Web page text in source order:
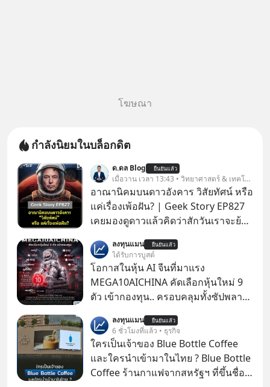
โฆษณา
กำลังนิยมในบล็อกดิต
ด.ดล Blog ยืนยันแล้ว
เมื่อวาน เวลา 13:43 • วิทยาศาสตร์ & เทคโนโลยี
อาณานิคมบนดาวอังคาร วิสัยทัศน์ หรือ
แค่เรื่องเพ้อฝัน? | Geek Story EP827
เคยมองดูดาวแล้วคิดว่าสักวันเราจะย้าย
หรือ Jeff Bezos บอกไว้หรือเปล่า ภาพ
ฝันที่มหาเศรษฐีซิลิคอนแวลลีย์วาดไว้ว่า
มนุษย์นับล้านจะไปสร้างอาณานิคม
ใหม่ ล้อมรอบด้วยเทคโนโลยีสุดล้ำ อาจ
จะฟังดูน่าตื่นเต้น แต่ความจริงที่ถูกซ่อน
ไว้ใต้พรมคือ ดาวอังคารเป็นเพียงนรกที่
เต็มไปด้วยรังสีมรณะและฝุ่นพิษ แล้ว
ทำไมบรรดาผู้นำเทคโนโลยีถึงยัง
พยายามหลอกขายฝันลมๆ แล้งๆ นี้ให้
กับคนทั้งโลก พวกเขากำลังซ่อนความ
ลงทุนแมน ยืนยันแล้ว
ได้รับการบูสต์
โอกาสในหุ้น AI จีนที่มาแรง
MEGA10AICHINA คัดเลือกหุ้นใหม่ 9
ตัว เข้ากองทุน.. ครอบคลุมทั้งซัปพลาย
โปรโมชัน ลด 50% ค่าธรรมเนียมซื้อ |
ยอด 2 ล้านบาทขึ้นไป ฟรีค่าธรรมเนียม
ซื้อ
ลงทุนแมน ยืนยันแล้ว
6 ชั่วโมงที่แล้ว • ธุรกิจ
ใครเป็นเจ้าของ Blue Bottle Coffee
และใครนำเข้ามาในไทย ? Blue Bottle
Coffee ร้านกาแฟจากสหรัฐฯ ที่ขึ้นชื่อ